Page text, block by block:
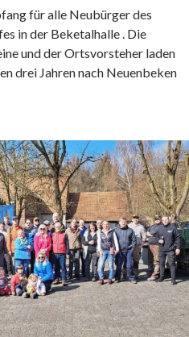
für alle Neubürger des
in der Beketalhalle . Die
und der Ortsvorsteher laden
drei Jahren nach Neuenbeken